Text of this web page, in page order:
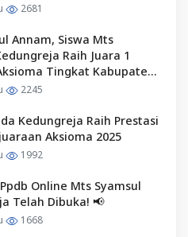
2681
Annam, Siswa Mts
Raih Juara 1
Tingkat Kabupaten
2245
Kedungreja Raih Prestasi
Aksioma 2025
1992
Online Mts Syamsul
Telah Dibuka! 📢
1668